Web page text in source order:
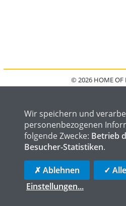
© 2026 HOME OF
HOME OF WELDING
HOME OF
Wir speichern und
personenbezogenen
folgende Zwecke: Betrieb
Besucher-Statistiken.
✗ Ablehnen
✓
Einstellungen...